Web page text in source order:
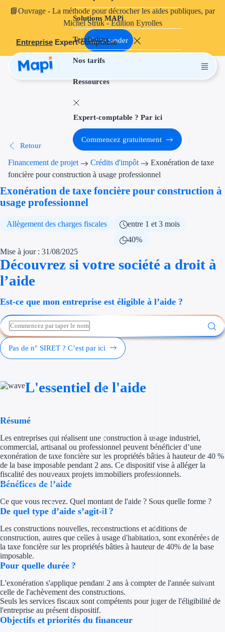
📘Ouvrage - La méthode pour décrocher les aides publiques, par
Michel Struk - Édition Eyrolles
Commander
Entreprise Expert-comptable
Solutions MAPi
Territoires
Nos tarifs
Ressources
Projets finançables
Aides à
Aides
Thématiques
Financement
Création
Cession
Type de financements
Subventions
Concours
Réduction des
Aides Fiscales et
Exonération
Expert-comptable ? Par ici
Commencez gratuitement
Retour
Financement de projet Crédits d'impôt
Exonération de taxe
foncière pour construction à usage professionnel
Exonération de taxe foncière pour construction à
usage professionnel
Allègement des charges fiscales
entre 1 et 3 mois
40%
Mise à jour : 31/08/2025
Découvrez si votre société a droit à
l’aide
Est-ce que mon entreprise est éligible à l’aide ?
Pas de n° SIRET ? C’est par ici
L'essentiel de l'aide
Résumé
Les entreprises qui réalisent une construction à usage industriel,
commercial, artisanal ou professionnel peuvent bénéficier d’une
exonération de taxe foncière sur les propriétés bâties à hauteur de 40 %
de la base imposable pendant 2 ans. Ce dispositif vise à alléger la
fiscalité des nouveaux projets immobiliers professionnels.
Bénéfices de l’aide
Ce que vous recevez. Quel montant de l'aide ? Sous quelle forme ?
De quel type d’aide s’agit-il ?
Les constructions nouvelles, reconstructions et additions de
construction, autres que celles à usage d'habitation, sont exonérées de
la taxe foncière sur les propriétés bâties à hauteur de 40% de la base
imposable.
Pour quelle durée ?
L'exonération s'applique pendant 2 ans à compter de l'année suivant
celle de l'achèvement des constructions.
Seuls les services fiscaux sont compétents pour juger de l'éligibilité de
l'entreprise au présent dispositif.
Objectifs et priorités du financeur